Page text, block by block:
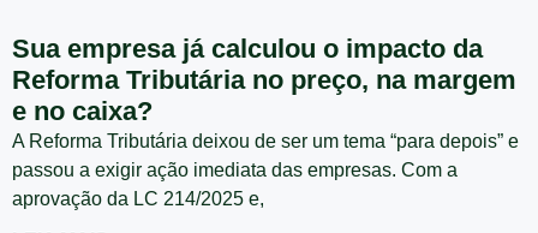
Sua empresa já calculou o impacto da
Reforma Tributária no preço, na margem
e no caixa?
A Reforma Tributária deixou de ser um tema “para depois” e
passou a exigir ação imediata das empresas. Com a
aprovação da LC 214/2025 e,